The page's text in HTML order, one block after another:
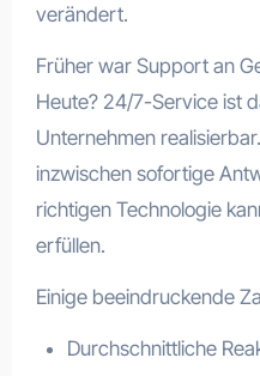
verändert.
Früher war Support an
Heute? 24/7-Service ist
Unternehmen
inzwischen sofortige
richtigen Technologie
erfüllen.
Einige beeindruckende
Durchschnittliche